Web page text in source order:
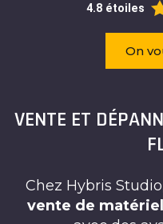
4.8 étoiles
On
VENTE ET
Chez Hybris
vente de